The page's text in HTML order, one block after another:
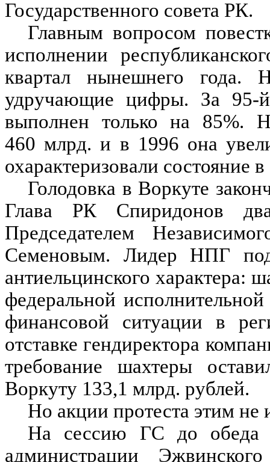
Государственного совета РК.
Главным вопросом
исполнении
квартал нынешнего года.
удручающие цифры. За
выполнен только на 85%.
460 млрд. и в 1996 она
охарактеризовали состояние
Голодовка в Воркуте
Глава РК Спиридонов
Председателем
Семеновым. Лидер НПГ
антиельцинского характера:
федеральной
финансовой ситуации в
отставке гендиректора
требование шахтеры
Воркуту 133,1 млрд. рублей.
Но акции протеста этим не
На сессию ГС до обеда
администрации